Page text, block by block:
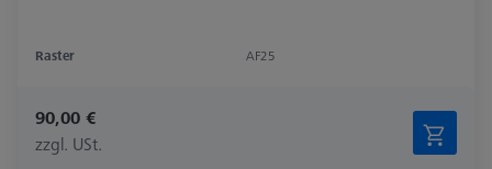
Raster AF25
90,00 €
zzgl. USt.